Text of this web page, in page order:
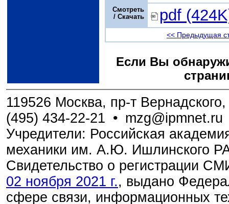
Смотреть
/ Скачать
pdf
<< Предыдущая
Если Вы
119526 Москва, пр-т
(495) 434-22-21 • mzg@ipmnet.ru
Учредители: Российская
механики им. А.Ю. Ишлинского
Свидетельство о регистрации
02 ноября 2021 г., выдано
сфере связи, информационных